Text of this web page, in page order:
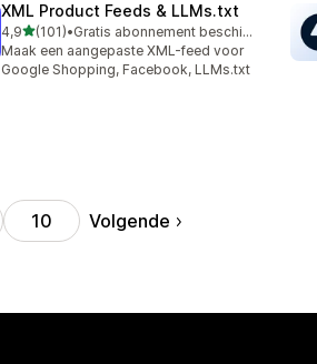
XML Product Feeds & LLMs.txt
4,9van 5 sterren
(101)
101 recensies in totaal
•
Gratis abonnement beschikbaar
Maak een aangepaste XML-feed voor
Google Shopping, Facebook, LLMs.txt
10 Volgende